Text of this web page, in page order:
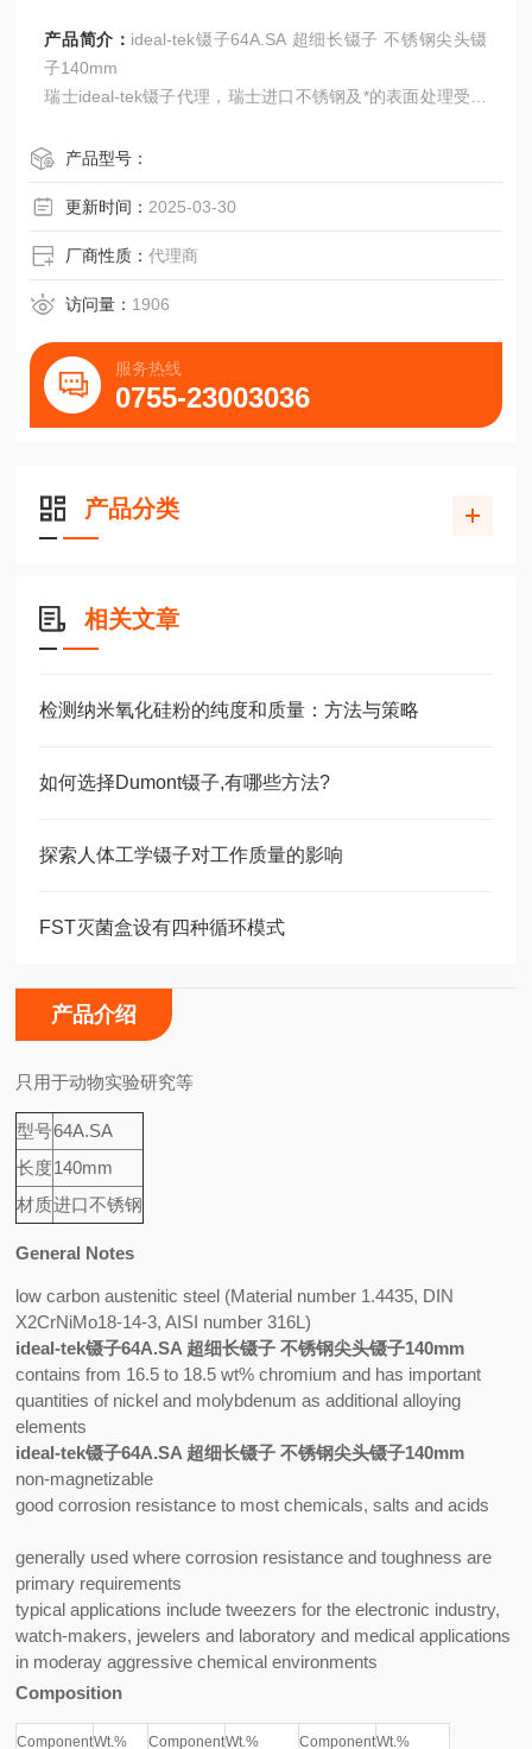
产品简介： ideal-tek镊子64A.SA 超细长镊子 不锈钢尖头镊
子140mm
瑞士ideal-tek镊子代理，瑞士进口不锈钢及*的表面处理受到
产品型号：
更新时间： 2025-03-30
厂商性质：代理商
访问量： 1906
服务热线
0755-23003036
产品分类
相关文章
检测纳米氧化硅粉的纯度和质量：方法与策略
如何选择Dumont镊子,有哪些方法?
探索人体工学镊子对工作质量的影响
FST灭菌盒设有四种循环模式
产品介绍
只用于动物实验研究等
型号64A.SA
长度140mm
材质进口不锈钢
General Notes
low carbon austenitic steel (Material number 1.4435, DIN
X2CrNiMo18-14-3, AISI number 316L)
ideal-tek镊子64A.SA 超细长镊子 不锈钢尖头镊子140mm
contains from 16.5 to 18.5 wt% chromium and has important
quantities of nickel and molybdenum as additional alloying
elements
ideal-tek镊子64A.SA 超细长镊子 不锈钢尖头镊子140mm
non-magnetizable
good corrosion resistance to most chemicals, salts and acids
generally used where corrosion resistance and toughness are
primary requirements
typical applications include tweezers for the electronic industry,
watch-makers, jewelers and laboratory and medical applications
in moderay aggressive chemical environments
Composition
ComponentWt.% ComponentWt.% ComponentWt.%